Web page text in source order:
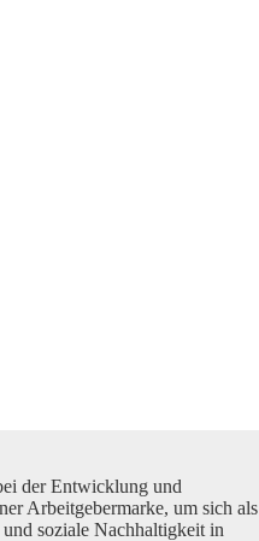
der Entwicklung und
Arbeitgebermarke, um sich als
soziale Nachhaltigkeit in